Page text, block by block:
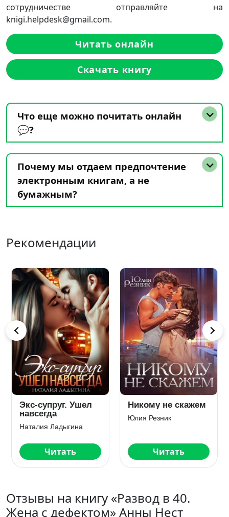
сотрудничестве отправляйте на
knigi.helpdesk@gmail.com.
Читать онлайн
Скачать книгу
Что еще можно почитать онлайн
💬?
Почему мы отдаем предпочтение
электронным книгам, а не
бумажным?
Рекомендации
Никому не скажем
Юлия Резник
Читать
Няня по
принуждению
Читать
Отзывы на книгу «Развод в 40.
Жена с дефектом» Анны Нест